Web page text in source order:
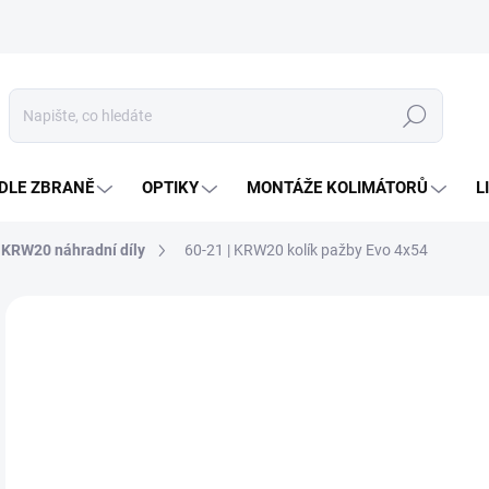
Hledat
DLE ZBRANĚ OPTIKY MONTÁŽE KOLIMÁTORŮ
KRW20 náhradní díly 60-21 | KRW20 kolík pažby Evo 4x54